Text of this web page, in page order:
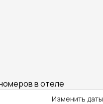
в отеле
Изменить даты